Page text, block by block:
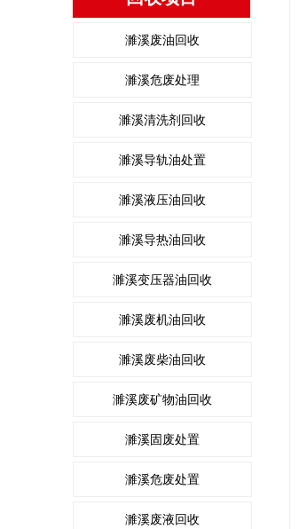
濉溪废油回收
濉溪危废处理
濉溪清洗剂回收
濉溪导轨油处置
濉溪液压油回收
濉溪导热油回收
濉溪变压器油回收
濉溪废机油回收
濉溪废柴油回收
濉溪废矿物油回收
濉溪固废处置
濉溪危废处置
濉溪废液回收